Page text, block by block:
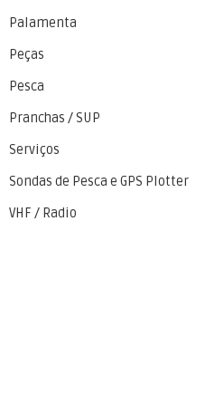
Palamenta
Peças
Pesca
Pranchas / SUP
Serviços
Sondas de Pesca e GPS Plotter
VHF / Radio